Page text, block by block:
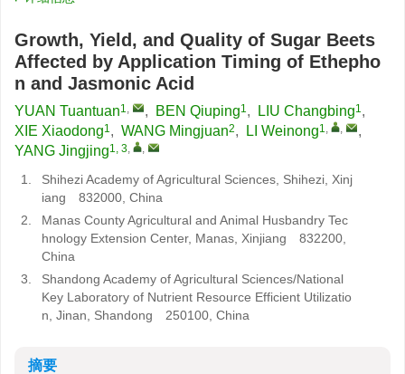
Growth, Yield, and Quality of Sugar Beets
Affected by Application Timing of Ethepho
n and Jasmonic Acid
YUAN Tuantuan1, , BEN Qiuping1, LIU Changbing1,
XIE Xiaodong1, WANG Mingjuan2, LI Weinong1, ,
,
YANG Jingjing1, 3, ,
1.
Shihezi Academy of Agricultural Sciences, Shihezi, Xinj
iang 832000, China
2.
Manas County Agricultural and Animal Husbandry Tec
hnology Extension Center, Manas, Xinjiang 832200,
China
3.
Shandong Academy of Agricultural Sciences/National
Key Laboratory of Nutrient Resource Efficient Utilizatio
n, Jinan, Shandong 250100, China
摘要